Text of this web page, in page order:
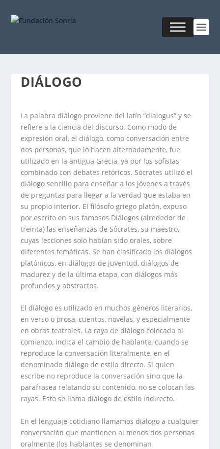
DIÁLOGO
La palabra diálogo proviene del latín “dialogus” y se
refiere a la ciencia del discurso. Como modo de
expresión oral, el diálogo, como conversación entre
dos personas, que lo hacen alternadamente, fue
utilizado en la antigua Grecia, ya por los sofistas
combinado con debates retóricos. Sócrates utilizó el
diálogo sencillo para enseñar a los jóvenes a través
de preguntas para llegar a la verdad que estaba en
su propio interior. El filósofo griego platón, expuso
por escrito en sus famosos Diálogos (alrededor de
treinta) las enseñanzas de Sócrates, su maestro,
cuyas lecciones solo habían sido orales, sobre
diferentes temáticas. Se han clasificado los diálogos
platónicos, en diálogos de juventud, diálogos de
madurez y de la última etapa, con diálogos más
profundos y abstractos.
El diálogo es utilizado en muchos géneros literarios,
en verso o prosa, cuentos, novelas, y especialmente
en obras teatrales. La raya de diálogo colocada al
comienzo, indica el cambio de hablante, cuando se
reproduce la conversación literalmente, en el
denominado diálogo de estilo directo. Si quien
escribe no reproduce la conversación sino que la
parafrasea relatando su contenido, no se colocan las
rayas. Esto se llama diálogo de estilo indirecto.
En el lenguaje cotidiano llamamos diálogo a cualquier
conversación que mantienen al menos dos personas
oralmente (los hablantes se denominan